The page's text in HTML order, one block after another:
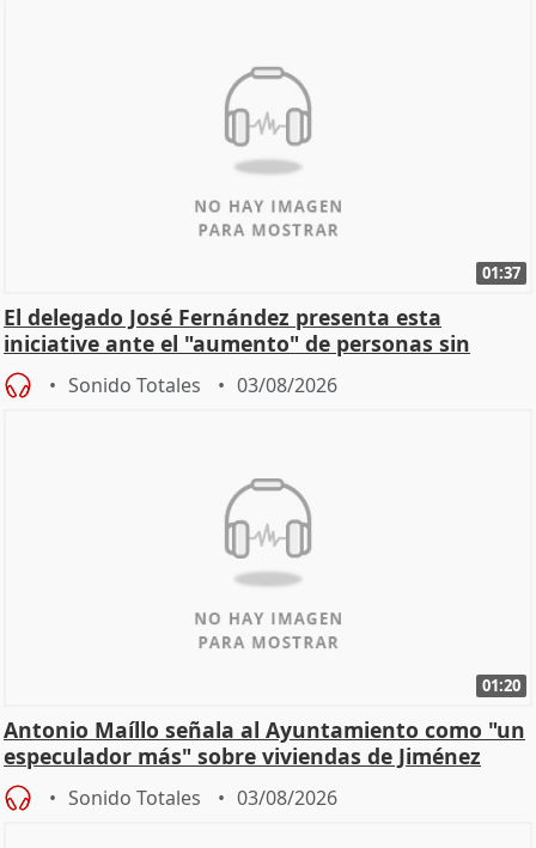
01:37
El delegado José Fernández presenta esta
iniciative ante el "aumento" de personas sin
hogar en Madri
Sonido Totales 03/08/2026
01:20
Antonio Maíllo señala al Ayuntamiento como "un
especulador más" sobre viviendas de Jiménez
Becerril
Sonido Totales 03/08/2026